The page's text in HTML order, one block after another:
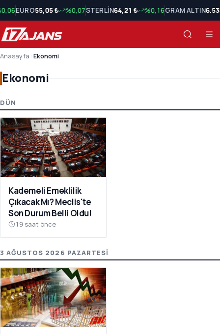
EURO55,05 ₺ %0,07STERLİN64,21 ₺ %0,16GRAM ALTIN
Anasayfa Ekonomi
Ekonomi
Ekonomi Son Haberler
DÜN
Kademeli Emeklilik
Çıkacak Mı? Meclis'te
Son Durum Belli Oldu!
19 saat önce
3 AĞUSTOS 2026 PAZARTESI